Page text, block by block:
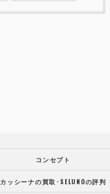
コンセプト
カッシーナの買取･SELUNOの評判